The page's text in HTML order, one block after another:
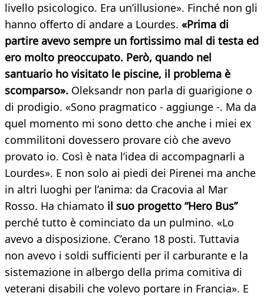
livello psicologico. Era un’illusione». Finché non gli
hanno offerto di andare a Lourdes. «Prima di
partire avevo sempre un fortissimo mal di testa ed
ero molto preoccupato. Però, quando nel
santuario ho visitato le piscine, il problema è
scomparso». Oleksandr non parla di guarigione o
di prodigio. «Sono pragmatico - aggiunge -. Ma da
quel momento mi sono detto che anche i miei ex
commilitoni dovessero provare ciò che avevo
provato io. Così è nata l’idea di accompagnarli a
Lourdes». E non solo ai piedi dei Pirenei ma anche
in altri luoghi per l’anima: da Cracovia al Mar
Rosso. Ha chiamato il suo progetto “Hero Bus”
perché tutto è cominciato da un pulmino. «Lo
avevo a disposizione. C’erano 18 posti. Tuttavia
non avevo i soldi sufficienti per il carburante e la
sistemazione in albergo della prima comitiva di
veterani disabili che volevo portare in Francia». E